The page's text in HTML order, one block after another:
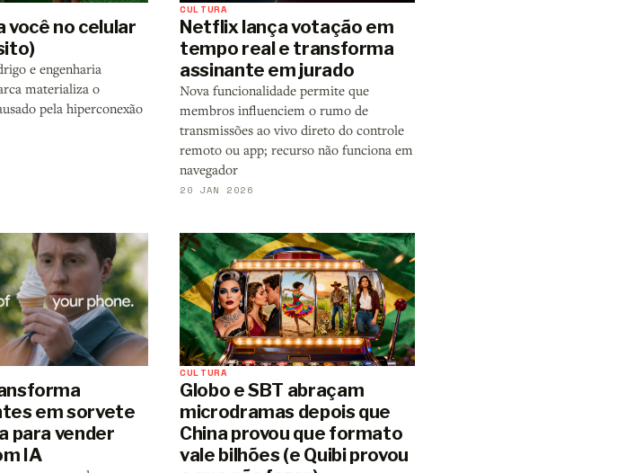
você no celular
e engenharia
materializa o
pela hiperconexão
CULTURA
Netflix lança votação em
tempo real e transforma
assinante em jurado
Nova funcionalidade permite que
membros influenciem o rumo de
transmissões ao vivo direto do controle
remoto ou app; recurso não funciona em
navegador
20 JAN 2026
em sorvete
para vender
IA
CULTURA
Globo e SBT abraçam
microdramas depois que
China provou que formato
vale bilhões (e Quibi provou